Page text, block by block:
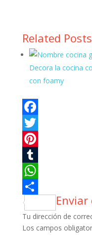
Related
Decora la cocina
con foamy
Tu dirección de
Los campos